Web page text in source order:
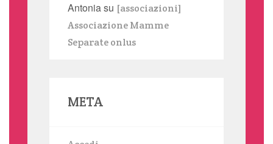
Antoniasu [associazioni]
Associazione Mamme
Separate onlus
META